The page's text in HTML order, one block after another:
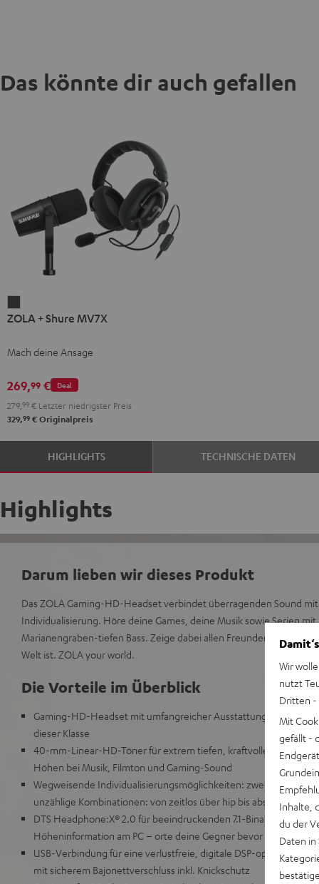
Das könnte dir auch gefallen
+
MV7X
Gray
ZOLA + Shure MV7X
Mach deine Ansage
Deal
269,99 €
279, 99 € Letzter niedrigster Preis
329,99 € Originalpreis
HIGHLIGHTS TECHNISCHE DATEN
Highlights
Darum lieben wir dieses Produkt
Das ZOLA Gaming-HD-Headset verbindet überragenden Sound
Individualisierung. Höre deine Games, deine Musik sowie Serien
Marianengraben-tiefen Bass. Zeige dabei allen Freunden wie
Welt ist. ZOLA your world.
Die Vorteile im Überblick
Gaming-HD-Headset mit umfangreicher Ausstattung und dem
dieser Klasse
40-mm-Linear-HD-Töner für extrem tiefen, kraftvollen Bass,
Höhen bei Musik, Filmton und Gaming-Sound
Wegweisende Individualisierungsmöglichkeiten: zwei
unzählige Kombinationen: von zeitlos über hip bis absolut
DTS Headphone:X® 2.0 für beeindruckenden 7.1-Binaural-
Höheninformation am PC – orte deine Gegner bevor du sie siehst
USB-Verbindung für eine verlustfreie, digitale DSP-optimierte
mit sicherem Bajonettverschluss inkl. Knickschutz
Wir
nutzt
Dritten -
Mit
gefällt -
Inhalte,
du der
Daten in